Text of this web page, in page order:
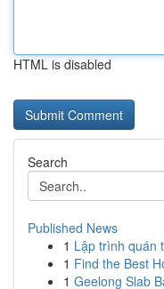
HTML is disabled
Search
Published News
1 Lập trình quán
1 Find the Best
1 Geelong Slab